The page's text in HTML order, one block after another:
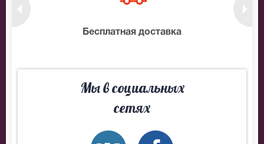
Бесплатная доставка
Мы в социальных
сетях